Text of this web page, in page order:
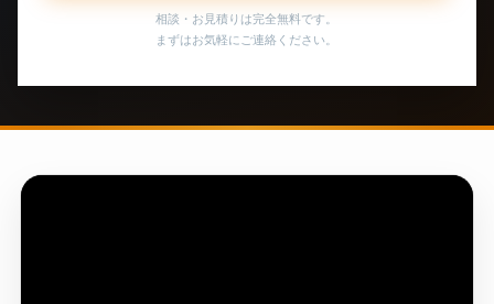
相談・お見積りは完全無料です。
まずはお気軽にご連絡ください。